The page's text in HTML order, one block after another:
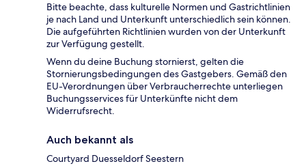
Bitte beachte, dass kulturelle Normen und Gastrichtlinien
je nach Land und Unterkunft unterschiedlich sein können.
Die aufgeführten Richtlinien wurden von der Unterkunft
zur Verfügung gestellt.
Wenn du deine Buchung stornierst, gelten die
Stornierungsbedingungen des Gastgebers. Gemäß den
EU-Verordnungen über Verbraucherrechte unterliegen
Buchungsservices für Unterkünfte nicht dem
Widerrufsrecht.
Auch bekannt als
Courtyard Duesseldorf Seestern